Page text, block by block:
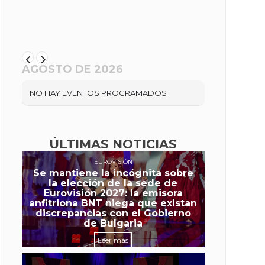
AGOSTO DE 2026
NO HAY EVENTOS PROGRAMADOS
ÚLTIMAS NOTICIAS
EUROVISIÓN
Se mantiene la incógnita sobre
la elección de la sede de
Eurovisión 2027: la emisora
anfitriona BNT niega que existan
discrepancias con el Gobierno
de Bulgaria
Leer más